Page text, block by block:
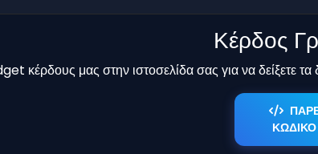
Κέρδος
κέρδους μας στην ιστοσελίδα σας για να δείξετε
ΚΩΔΙΚΟ